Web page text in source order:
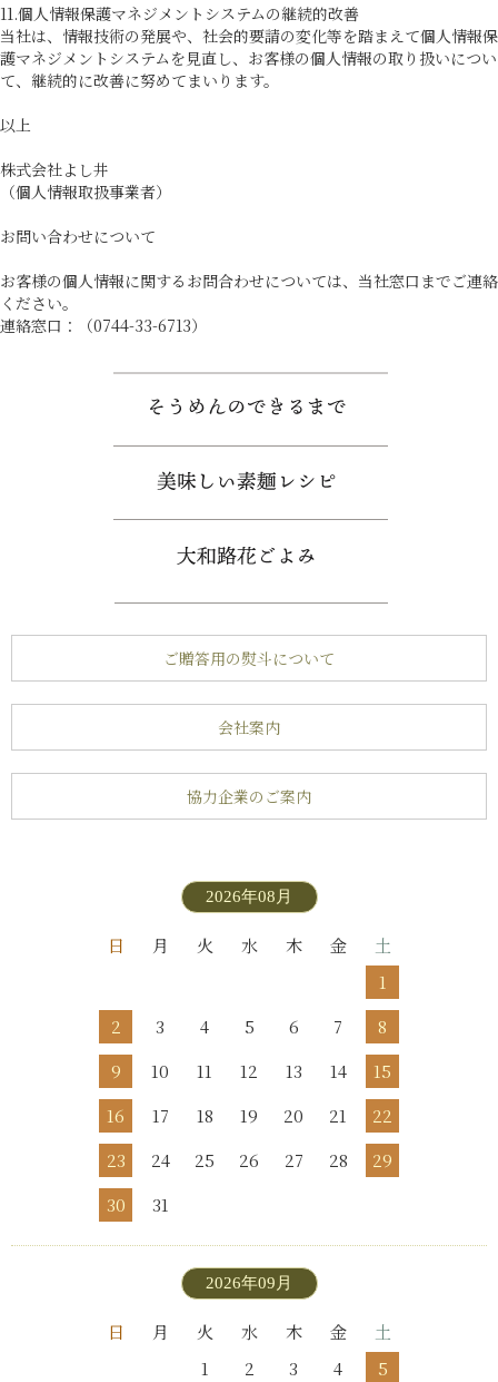
11.個人情報保護マネジメントシステムの継続的改善
当社は、情報技術の発展や、社会的要請の変化等を踏まえて個人情報保
護マネジメントシステムを見直し、お客様の個人情報の取り扱いについ
て、継続的に改善に努めてまいります。
以上
株式会社よし井
（個人情報取扱事業者）
お問い合わせについて
お客様の個人情報に関するお問合わせについては、当社窓口までご連絡
ください。
連絡窓口：（0744-33-6713）
ご贈答用の熨斗について
会社案内
協力企業のご案内
2026年08月
日 月 火 水 木 金
土
1
2
3 4 5 6 7
8
9
10 11 12 13 14
15
16
17 18 19 20 21
22
23
24 25 26 27 28
29
30
31
2026年09月
日 月 火 水 木 金
土
1
2 3 4 5